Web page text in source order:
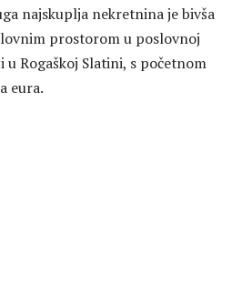
najskuplja nekretnina je bivša
prostorom u poslovnoj
Rogaškoj Slatini, s početnom
eura.